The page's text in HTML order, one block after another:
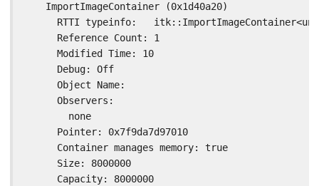
    ImportImageContainer (0x1d40a20)
RTTI typeinfo:
      Reference Count: 1
      Modified Time: 10
      Debug: Off
      Object Name:
      Observers:
        none
      Pointer: 0x7f9da7d97010
      Container manages memory: true
      Size: 8000000
      Capacity: 8000000